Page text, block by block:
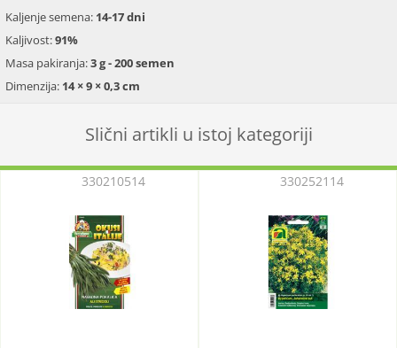
Kaljenje semena: 14-17 dni
Kaljivost:91%
Masa pakiranja:3 g - 200 semen
Dimenzija: 14 × 9 × 0,3 cm
Slični artikli u istoj kategoriji
330210514 330252114